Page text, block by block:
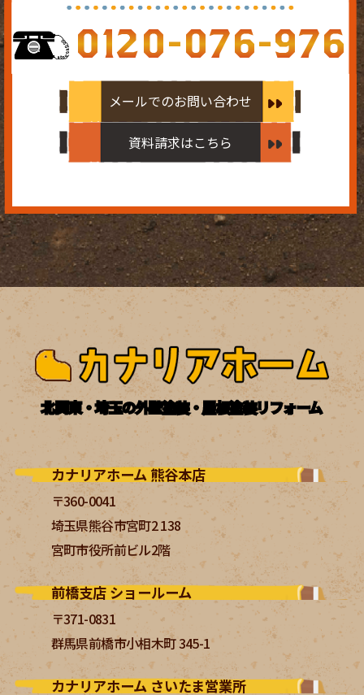
0120-076-976
メールでのお問い合わせ
資料請求はこちら
北関東・埼玉の外壁塗装・屋根塗装リフォーム
カナリアホーム 熊谷本店
〒360-0041
埼玉県熊谷市宮町2 138
宮町市役所前ビル2階
前橋支店 ショールーム
〒371-0831
群馬県前橋市小相木町 345-1
カナリアホーム さいたま営業所